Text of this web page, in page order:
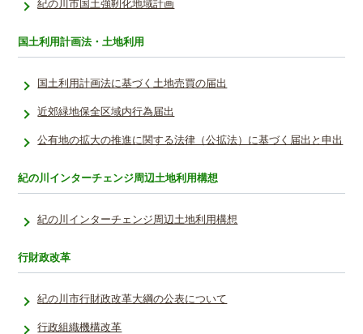
紀の川市国土強靭化地域計画
国土利用計画法・土地利用
国土利用計画法に基づく土地売買の届出
近郊緑地保全区域内行為届出
公有地の拡大の推進に関する法律（公拡法）に基づく届出と申出
紀の川インターチェンジ周辺土地利用構想
紀の川インターチェンジ周辺土地利用構想
行財政改革
紀の川市行財政改革大綱の公表について
行政組織機構改革